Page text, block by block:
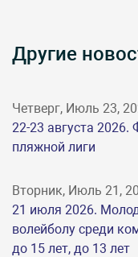
Другие
Четверг, Июль 23,
22-23 августа
пляжной лиги
Вторник, Июль 21,
21 июля 2026.
волейболу среди
до 15 лет, до 13 лет